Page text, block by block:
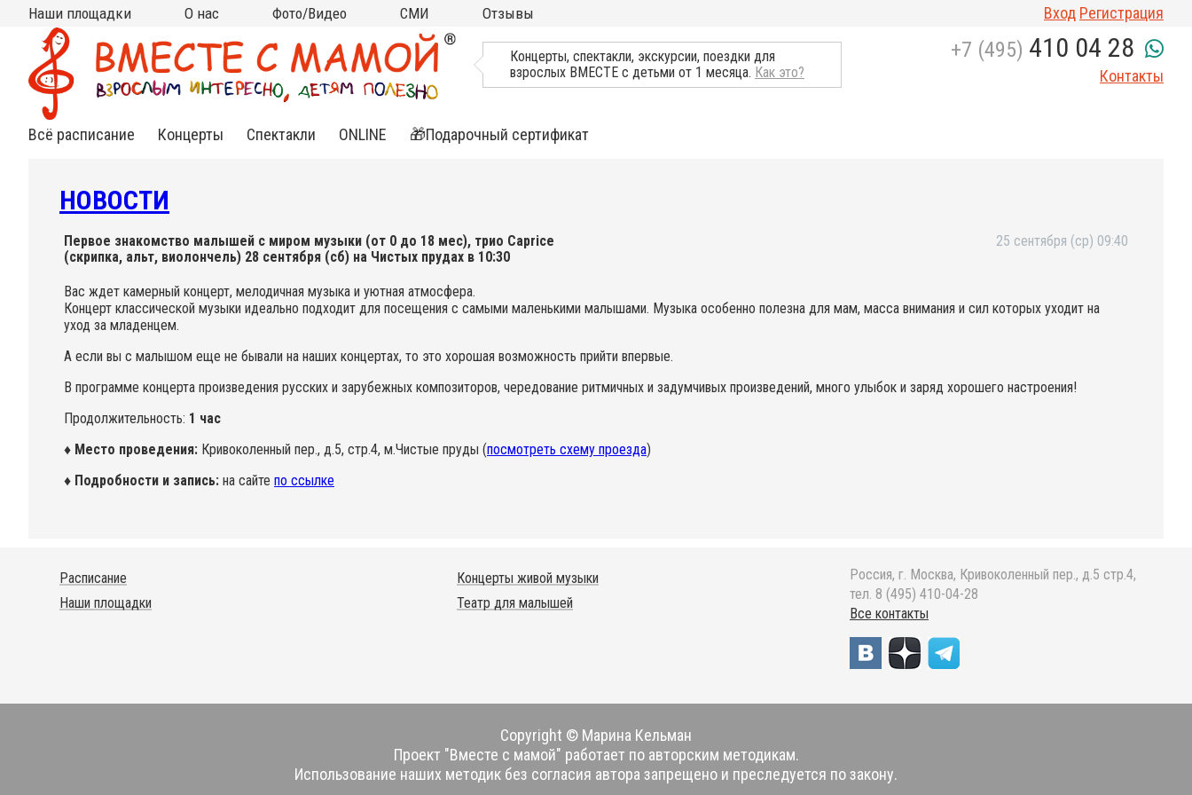
Наши площадки
Москва
на КИТАЙ-ГОРОДЕ
на ЧИСТЫХ ПРУДАХ
на ВДНХ
на НОВОСЛОБОДСКОЙ
на ПАРКЕ КУЛЬТУРЫ
в АРМЯНСКОМ
в СТАРОСАДСКОМ
(Китай-город)
в РАМЕНКАХ
на ТУРГЕНЕВСКОЙ
(школа Алгоритм)
на КРАСНЫХ ВОРОТАХ
на МЯСНИЦКОЙ (Чистые
пруды)
Московская область
в МЫТИЩАХ (клуб
Самовар)
в МЫТИЩАХ (ДЦ "Смарт
Ленд")
Все площадки на карте
О нас
Кто мы?
Контакты
Сотрудничество
Новости
Подвешенный билет
Фото/Видео
Фото
Видео
СМИ
ТВ, Пресса о нас
Отзывы Вход Регистрация
Концерты, спектакли, экскурсии, поездки для
взрослых ВМЕСТЕ с детьми от 1 месяца. Как это?
+7 (495) 410 04 28
Контакты
Всё расписание
Концерты
Яркий джаз
Веселый рок-н-
ролл
Необычный
фолк
Познавательные
Спектакли
музыку
Книжные
ONLINE
🎁Подарочный сертификат
НОВОСТИ
Первое знакомство малышей с миром музыки (от 0 до 18 мес), трио Caprice
(скрипка, альт, виолончель) 28 сентября (сб) на Чистых прудах в 10:30
25 сентября (ср) 09:40
Вас ждет камерный концерт, мелодичная музыка и уютная атмосфера.
Концерт классической музыки идеально подходит для посещения с самыми маленькими малышами. Музыка особенно полезна для мам, масса внимания и сил которых уходит на
уход за младенцем.
А если вы с малышом еще не бывали на наших концертах, то это хорошая возможность прийти впервые.
В программе концерта произведения русских и зарубежных композиторов, чередование ритмичных и задумчивых произведений, много улыбок и заряд хорошего настроения!
Продолжительность: 1 час
♦ Место проведения: Кривоколенный пер., д.5, стр.4, м.Чистые пруды (посмотреть схему проезда)
♦ Подробности и запись: на сайте по ссылке
Расписание
Наши площадки
Концерты живой музыки
Театр для малышей
Россия, г. Москва, Кривоколенный пер., д.5 стр.4,
тел. 8 (495) 410-04-28
Все контакты
Copyright © Марина Кельман
Проект "Вместе с мамой" работает по авторским методикам.
Использование наших методик без согласия автора запрещено и преследуется по закону.